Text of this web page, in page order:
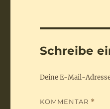
Schreibe
Deine E-Mail-
KOMMENTAR *